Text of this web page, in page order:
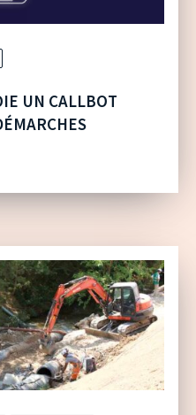
UN CALLBOT